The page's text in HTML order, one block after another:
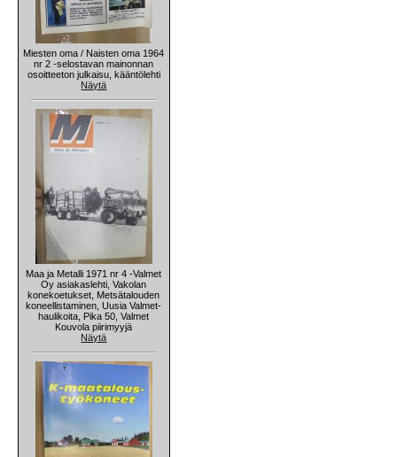
Miesten oma / Naisten oma 1964
nr 2 -selostavan mainonnan
osoitteeton julkaisu, kääntölehti
Näytä
Maa ja Metalli 1971 nr 4 -Valmet
Oy asiakaslehti, Vakolan
konekoetukset, Metsätalouden
koneellistaminen, Uusia Valmet-
haulikoita, Pika 50, Valmet
Kouvola piirimyyjä
Näytä